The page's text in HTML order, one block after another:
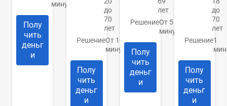
минут
Полу
чить
деньг
и
до
70
лет
РешениеОт 10
минут
Полу
чить
деньг
и
лет
РешениеОт 5
минут
Полу
чить
деньг
и
до
70
лет
Решение1
Полу
чить
деньг
и